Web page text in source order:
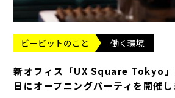
ビービットのこと 働く環境
新オフィス「UX Square Tokyo
日にオープニングパーティを開催し